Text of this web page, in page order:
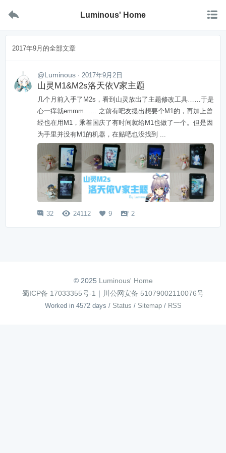
 Luminous' Home 
2017年9月的全部文章
@Luminous · 2017年9月2日
山灵M1&M2s洛天依V家主题
几个月前入手了M2s，看到山灵放出了主题修改工具……于是
心一痒就emmm…… 之前有吧友提出想要个M1的，再加上曾
经也在用M1，乘着国庆了有时间就给M1也做了一个。但是因
为手里并没有M1的机器，在贴吧也没找到 ...
 32  24112  9  2
© 2025 Luminous' Home
蜀ICP备 17033355号-1 ｜ 川公网安备 51079002110076号
Worked in 4572 days / Status / Sitemap / RSS